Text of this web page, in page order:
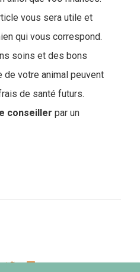
vous sera utile et
qui vous correspond.
soins et des bons
de votre animal peuvent
de santé futurs.
conseiller par un